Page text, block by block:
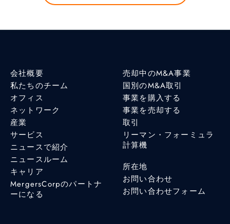
会社概要
私たちのチーム
オフィス
ネットワーク
産業
サービス
ニュースで紹介
ニュースルーム
キャリア
MergersCorpのパートナ
ーになる
売却中のM&A事業
国別のM&A取引
事業を購入する
事業を売却する
取引
リーマン・フォーミュラ
計算機
所在地
お問い合わせ
お問い合わせフォーム